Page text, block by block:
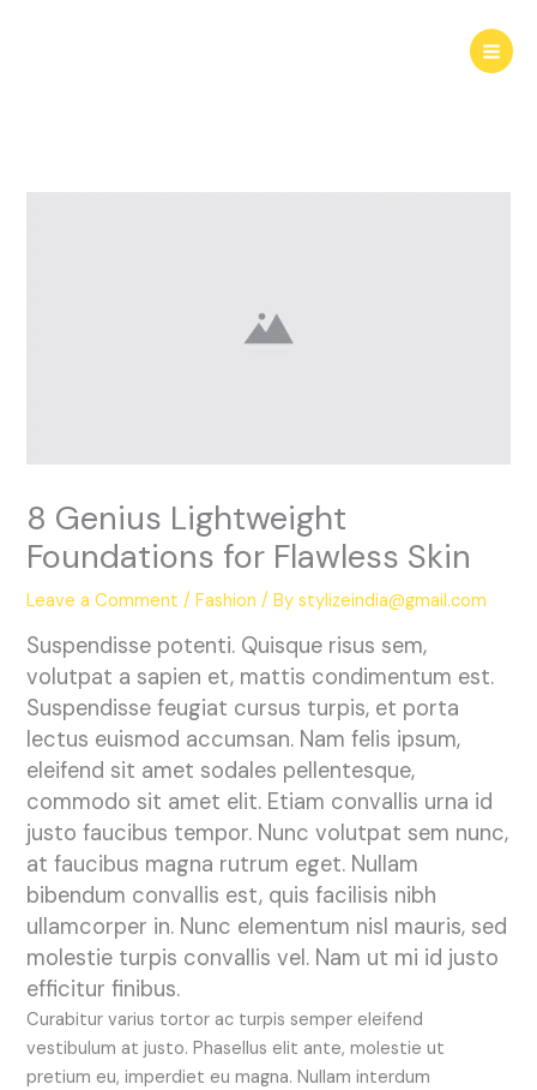
8 Genius Lightweight
Foundations for Flawless Skin
Leave a Comment /Fashion / Bystylizeindia@gmail.com
Suspendisse potenti. Quisque risus sem,
volutpat a sapien et, mattis condimentum est.
Suspendisse feugiat cursus turpis, et porta
lectus euismod accumsan. Nam felis ipsum,
eleifend sit amet sodales pellentesque,
commodo sit amet elit. Etiam convallis urna id
justo faucibus tempor. Nunc volutpat sem nunc,
at faucibus magna rutrum eget. Nullam
bibendum convallis est, quis facilisis nibh
ullamcorper in. Nunc elementum nisl mauris, sed
molestie turpis convallis vel. Nam ut mi id justo
efficitur finibus.
Curabitur varius tortor ac turpis semper eleifend
vestibulum at justo. Phasellus elit ante, molestie ut
pretium eu, imperdiet eu magna. Nullam interdum